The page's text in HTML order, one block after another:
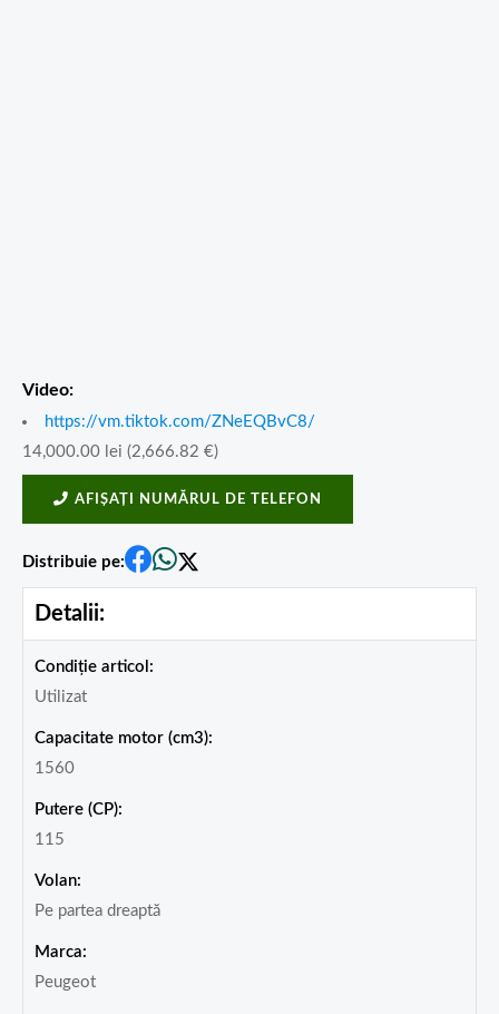
Video:
https://vm.tiktok.com/ZNeEQBvC8/
14,000.00 lei (2,666.82 €)
AFIȘAȚI NUMĂRUL DE TELEFON
Distribuie pe:
Detalii:
Condiție articol:
Utilizat
Capacitate motor (cm3):
1560
Putere (CP):
115
Volan:
Pe partea dreaptă
Marca:
Peugeot